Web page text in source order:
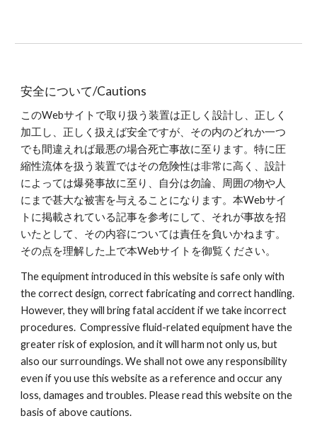
安全について/Cautions
このWebサイトで取り扱う装置は正しく設計し、正しく
加工し、正しく扱えば安全ですが、その内のどれか一つ
でも間違えれば最悪の場合死亡事故に至ります。特に圧
縮性流体を扱う装置ではその危険性は非常に高く、設計
によっては爆発事故に至り、自分は勿論、周囲の物や人
にまで甚大な被害を与えることになります。本Webサイ
トに掲載されている記事を参考にして、それが事故を招
いたとして、その内容については責任を負いかねます。
その点を理解した上で本Webサイトを御覧ください。
The equipment introduced in this website is safe only with
the correct design, correct fabricating and correct handling.
However, they will bring fatal accident if we take incorrect
procedures. Compressive fluid-related equipment have the
greater risk of explosion, and it will harm not only us, but
also our surroundings. We shall not owe any responsibility
even if you use this website as a reference and occur any
loss, damages and troubles. Please read this website on the
basis of above cautions.